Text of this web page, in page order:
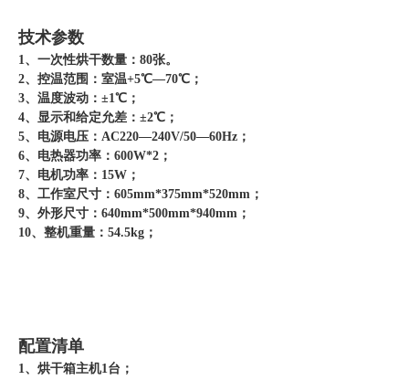
技术参数
1、一次性烘干数量：80张。
2、控温范围：室温+5℃—70℃；
3、温度波动：±1℃；
4、显示和给定允差：±2℃；
5、电源电压：AC220—240V/50—60Hz；
6、电热器功率：600W*2；
7、电机功率：15W；
8、工作室尺寸：605mm*375mm*520mm；
9、外形尺寸：640mm*500mm*940mm；
10、整机重量：54.5kg；
配置清单
1、烘干箱主机1台；